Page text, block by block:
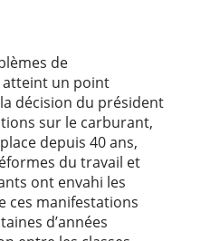
de
atteint un point
décision du président
sur le carburant,
depuis 40 ans,
du travail et
ont envahi les
ces manifestations
d’années